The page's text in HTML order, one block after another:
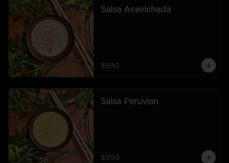
Salsa Acevichada
$990
Salsa Peruvian
$990